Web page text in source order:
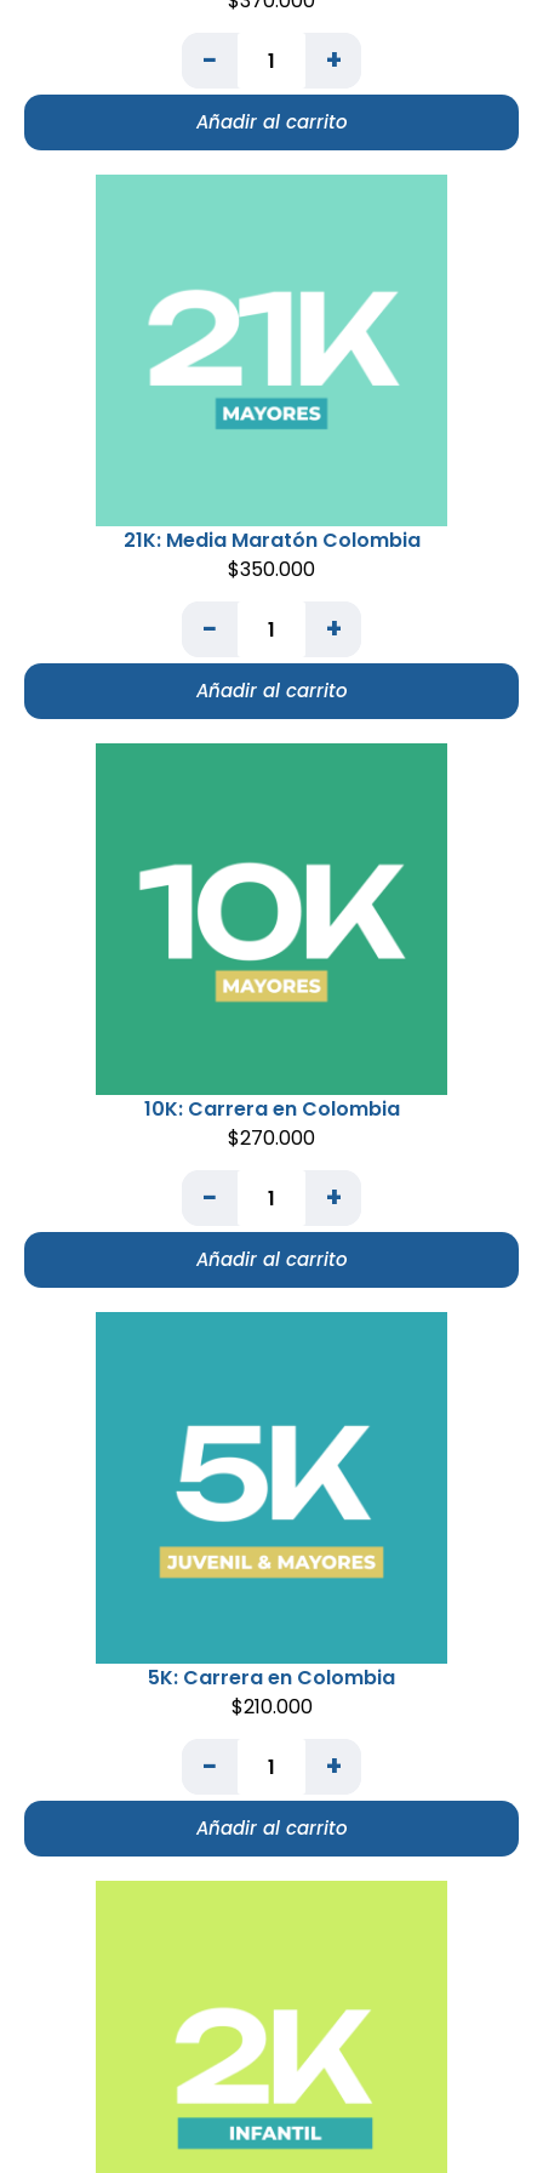
− +
Añadir al carrito
21K: Media Maratón Colombia
$350.000
− +
Añadir al carrito
10K: Carrera en Colombia
$270.000
− +
Añadir al carrito
5K: Carrera en Colombia
$210.000
− +
Añadir al carrito